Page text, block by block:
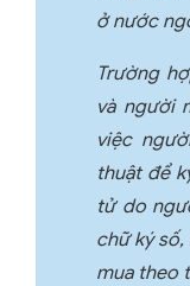
ở nước
Trường
và người
việc
thuật để
tử do
chữ ký
mua theo